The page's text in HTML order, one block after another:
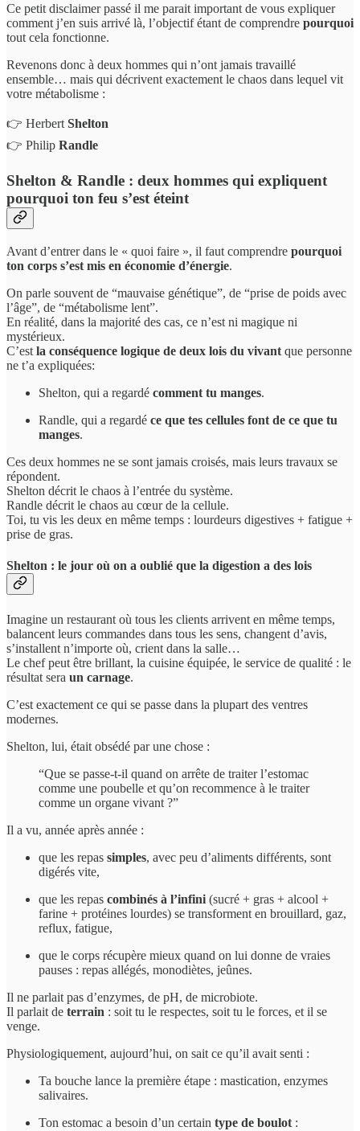
Ce petit disclaimer passé il me parait important de vous expliquer
comment j’en suis arrivé là, l’objectif étant de comprendre pourquoi
tout cela fonctionne.
Revenons donc à deux hommes qui n’ont jamais travaillé
ensemble… mais qui décrivent exactement le chaos dans lequel vit
votre métabolisme :
👉 Herbert Shelton
👉 Philip Randle
Shelton & Randle : deux hommes qui expliquent
pourquoi ton feu s’est éteint
Avant d’entrer dans le « quoi faire », il faut comprendre pourquoi
ton corps s’est mis en économie d’énergie.
On parle souvent de “mauvaise génétique”, de “prise de poids avec
l’âge”, de “métabolisme lent”.
En réalité, dans la majorité des cas, ce n’est ni magique ni
mystérieux.
C’est la conséquence logique de deux lois du vivant que personne
ne t’a expliquées:
Shelton, qui a regardé comment tu manges.
Randle, qui a regardé ce que tes cellules font de ce que tu
manges.
Ces deux hommes ne se sont jamais croisés, mais leurs travaux se
répondent.
Shelton décrit le chaos à l’entrée du système.
Randle décrit le chaos au cœur de la cellule.
Toi, tu vis les deux en même temps : lourdeurs digestives + fatigue +
prise de gras.
Shelton : le jour où on a oublié que la digestion a des lois
Imagine un restaurant où tous les clients arrivent en même temps,
balancent leurs commandes dans tous les sens, changent d’avis,
s’installent n’importe où, crient dans la salle…
Le chef peut être brillant, la cuisine équipée, le service de qualité : le
résultat sera un carnage.
C’est exactement ce qui se passe dans la plupart des ventres
modernes.
Shelton, lui, était obsédé par une chose :
“Que se passe-t-il quand on arrête de traiter l’estomac
comme une poubelle et qu’on recommence à le traiter
comme un organe vivant ?”
Il a vu, année après année :
que les repas simples, avec peu d’aliments différents, sont
digérés vite,
que les repas combinés à l’infini (sucré + gras + alcool +
farine + protéines lourdes) se transforment en brouillard, gaz,
reflux, fatigue,
que le corps récupère mieux quand on lui donne de vraies
pauses : repas allégés, monodiètes, jeûnes.
Il ne parlait pas d’enzymes, de pH, de microbiote.
Il parlait de terrain : soit tu le respectes, soit tu le forces, et il se
venge.
Physiologiquement, aujourd’hui, on sait ce qu’il avait senti :
Ta bouche lance la première étape : mastication, enzymes
salivaires.
Ton estomac a besoin d’un certain type de boulot :